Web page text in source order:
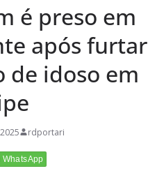
é preso em
após furtar
de idoso em
rdportari